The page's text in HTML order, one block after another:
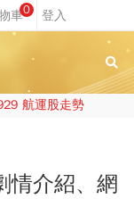
0
航運股走勢
情介紹、網